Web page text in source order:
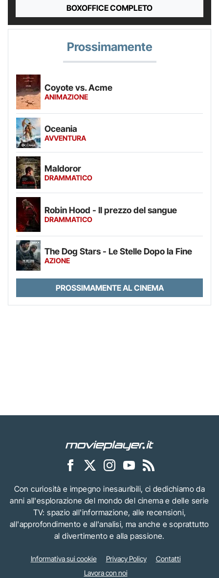
BOXOFFICE COMPLETO
Prossimamente
Coyote vs. Acme
ANIMAZIONE
Oceania
AVVENTURA
Maldoror
DRAMMATICO
Robin Hood - Il prezzo del sangue
DRAMMATICO
The Dog Stars - Le Stelle Dopo la Fine
AZIONE
PROSSIMAMENTE AL CINEMA
Con curiosità e impegno inesauribili, ci dedichiamo da
anni all'esplorazione del mondo del cinema e delle serie
TV: spazio all'informazione, alle recensioni,
all'approfondimento e all'analisi, ma anche e soprattutto
al divertimento e alla passione.
Informativa sui cookie Privacy Policy
Contatti
Lavora con noi